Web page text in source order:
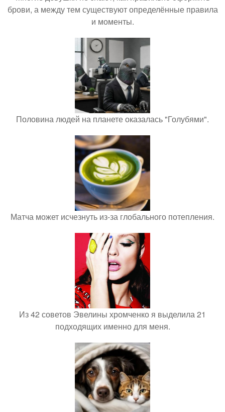
брови, а между тем существуют определённые правила
и моменты.
Половина людей на планете оказалась "Голубями".
Матча может исчезнуть из-за глобального потепления.
Из 42 советов Эвелины хромченко я выделила 21
подходящих именно для меня.